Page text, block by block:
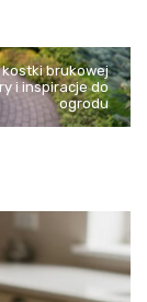
kostki brukowej
i inspiracje do
ogrodu